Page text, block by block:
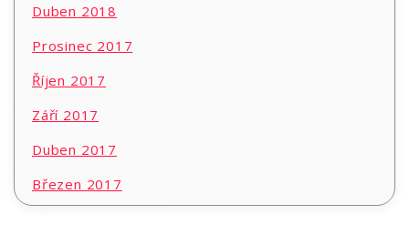
Duben 2018
Prosinec 2017
Říjen 2017
Září 2017
Duben 2017
Březen 2017